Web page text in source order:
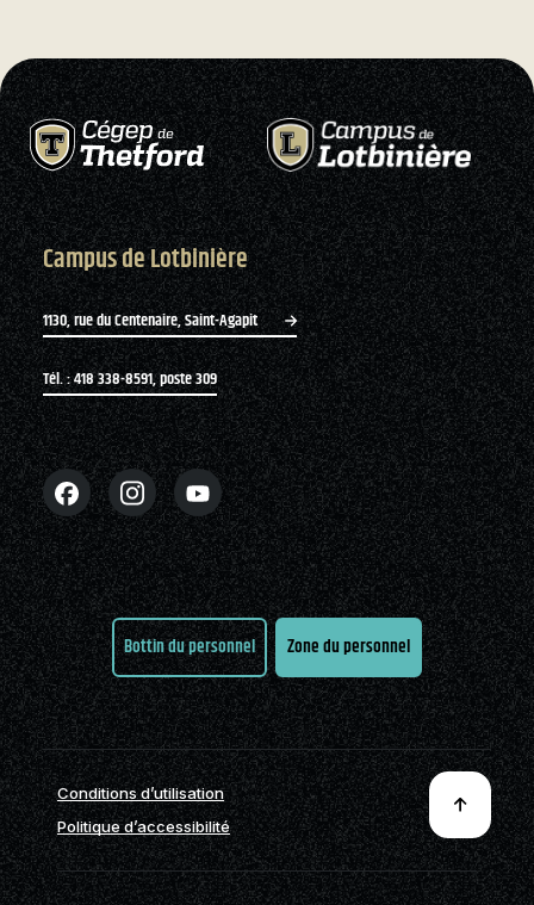
Campus de Lotbinière
1130, rue du Centenaire, Saint-Agapit
Tél. : 418 338-8591, poste 309
Bottin du personnel Zone du personnel
Conditions d’utilisation
Politique d’accessibilité